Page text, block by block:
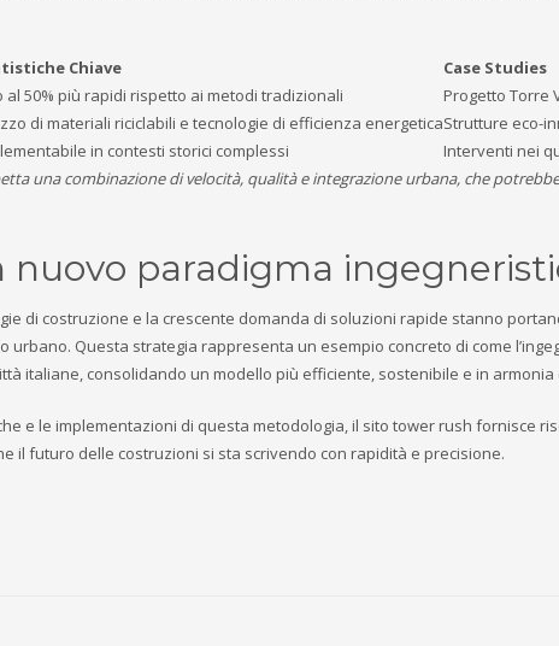
Chiave
Case Studies
al 50% più rapidi rispetto ai metodi tradizionali
Progetto Torre
di materiali riciclabili e tecnologie di efficienza energeticaStrutture eco-
in contesti storici complessi
Interventi nei
una combinazione di velocità, qualità e integrazione urbana, che
nuovo paradigma
di costruzione e la crescente domanda di soluzioni rapide stanno
urbano. Questa strategia rappresenta un esempio concreto di come
italiane, consolidando un modello più efficiente, sostenibile e in armonia
e le implementazioni di questa metodologia, il sito tower rush fornisce
il futuro delle costruzioni si sta scrivendo con rapidità e precisione.